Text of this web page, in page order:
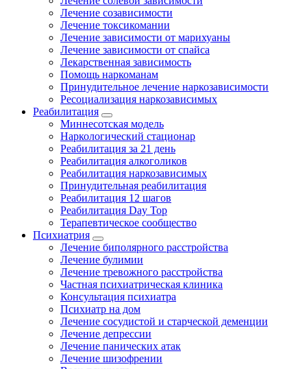
Лечение созависимости
Лечение токсикомании
Лечение зависимости от марихуаны
Лечение зависимости от спайса
Лекарственная зависимость
Помощь наркоманам
Принудительное лечение наркозависимости
Ресоциализация наркозависимых
Реабилитация
Миннесотская модель
Наркологический стационар
Реабилитация за 21 день
Реабилитация алкоголиков
Реабилитация наркозависимых
Принудительная реабилитация
Реабилитация 12 шагов
Реабилитация Day Top
Терапевтическое сообщество
Психиатрия
Лечение биполярного расстройства
Лечение булимии
Лечение тревожного расстройства
Частная психиатрическая клиника
Консультация психиатра
Психиатр на дом
Лечение сосудистой и старческой деменции
Лечение депрессии
Лечение панических атак
Лечение шизофрении